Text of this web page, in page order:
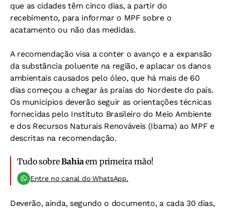
que as cidades têm cinco dias, a partir do
recebimento, para informar o MPF sobre o
acatamento ou não das medidas.
A recomendação visa a conter o avanço e a expansão
da substância poluente na região, e aplacar os danos
ambientais causados pelo óleo, que há mais de 60
dias começou a chegar às praias do Nordeste do país.
Os municípios deverão seguir as orientações técnicas
fornecidas pelo Instituto Brasileiro do Meio Ambiente
e dos Recursos Naturais Renováveis (Ibama) ao MPF e
descritas na recomendação.
Tudo sobreBahia em primeira mão!
Entre no canal do WhatsApp.
Deverão, ainda, segundo o documento, a cada 30 dias,